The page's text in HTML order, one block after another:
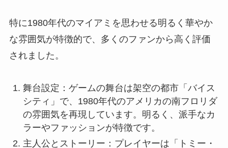
特に1980年代のマイアミを思わせる明るく華やか
な雰囲気が特徴的で、多くのファンから高く評価
されました。
舞台設定：ゲームの舞台は架空の都市「バイス
シティ」で、1980年代のアメリカの南フロリダ
の雰囲気を再現しています。明るく、派手なカ
ラーやファッションが特徴です。
主人公とストーリー：プレイヤーは「トミー・